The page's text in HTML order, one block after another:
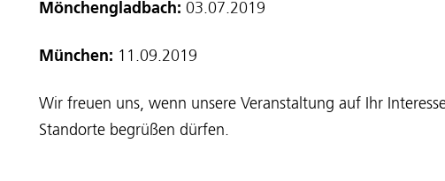
Mönchengladbach: 03.07.2019
München: 11.09.2019
Wir freuen uns, wenn unsere Veranstaltung auf Ihr
Standorte begrüßen dürfen.